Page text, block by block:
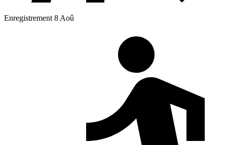
Enregistrement 8 Aoû